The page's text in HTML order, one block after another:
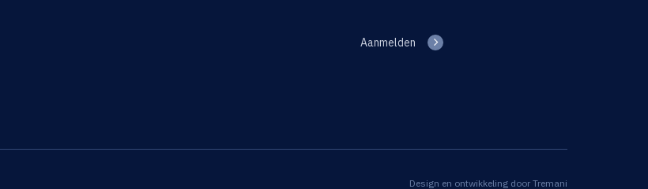
Aanmelden
Design en ontwikkeling door Tremani